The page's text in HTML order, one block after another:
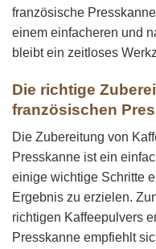
französische
einem einfacheren und
bleibt ein zeitloses
Die richtige
französischen
Die Zubereitung von
Presskanne ist ein
einige wichtige Schritte
Ergebnis zu erzielen.
richtigen Kaffeepulvers
Presskanne empfiehlt